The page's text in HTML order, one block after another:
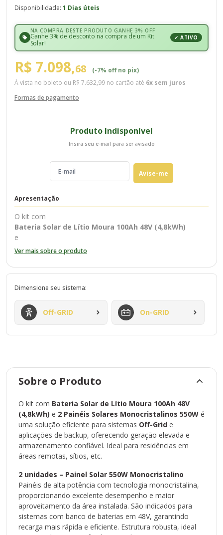
Disponibilidade: 1 Dias úteis
NA COMPRA DESTE PRODUTO GANHE 3% OFF
Ganhe 3% de desconto na compra de um Kit
Solar!
✓ ATIVO
R$ 7.098,68
(-7% off no pix)
À vista no boleto ou R$ 7.632,99 no cartão até 6x sem juros
Formas de pagamento
Produto Indisponível
Insira seu e-mail para ser avisado
Avise-me
Apresentação
O kit com
Bateria Solar de Lítio Moura 100Ah 48V (4,8kWh)
e
2 Painéis Solares Monocristalinos 550W
Off-Grid
armazenamento confiável. Ideal para residências em áreas
remotas, sítios, etc.
2 unidades – Painel Solar 550W Monocristalino
instalação em telhados ou solo.
Moura – 48MLS100
Bateria de lítio com alta densidade energética e longa vida
útil. Conta com sistema interno de gerenciamento (BMS),
oferecendo proteção contra sobrecarga, descarga
profunda, curto-circuito e variações elétricas.
fornecendo energia estável durante a noite ou em períodos
sem geração solar.
Usos mais comuns
Sistemas Off-Grid em sítios, chácaras e áreas rurais.
Backup de energia para iluminação, internet, câmeras e
equipamentos essenciais.
Ver mais sobre o produto
Dimensione seu sistema:
Off-GRID On-GRID
Sobre o Produto
O kit com Bateria Solar de Lítio Moura 100Ah 48V
(4,8kWh) e 2 Painéis Solares Monocristalinos 550W é
uma solução eficiente para sistemas Off-Grid e
aplicações de backup, oferecendo geração elevada e
armazenamento confiável. Ideal para residências em
áreas remotas, sítios, etc.
2 unidades – Painel Solar 550W Monocristalino
Painéis de alta potência com tecnologia monocristalina,
proporcionando excelente desempenho e maior
aproveitamento da área instalada. São indicados para
sistemas com banco de baterias em 48V, garantindo
recarga mais rápida e eficiente. Estrutura robusta, ideal